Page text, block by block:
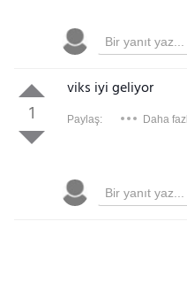
1
viks iyi geliyor
Paylaş: Daha